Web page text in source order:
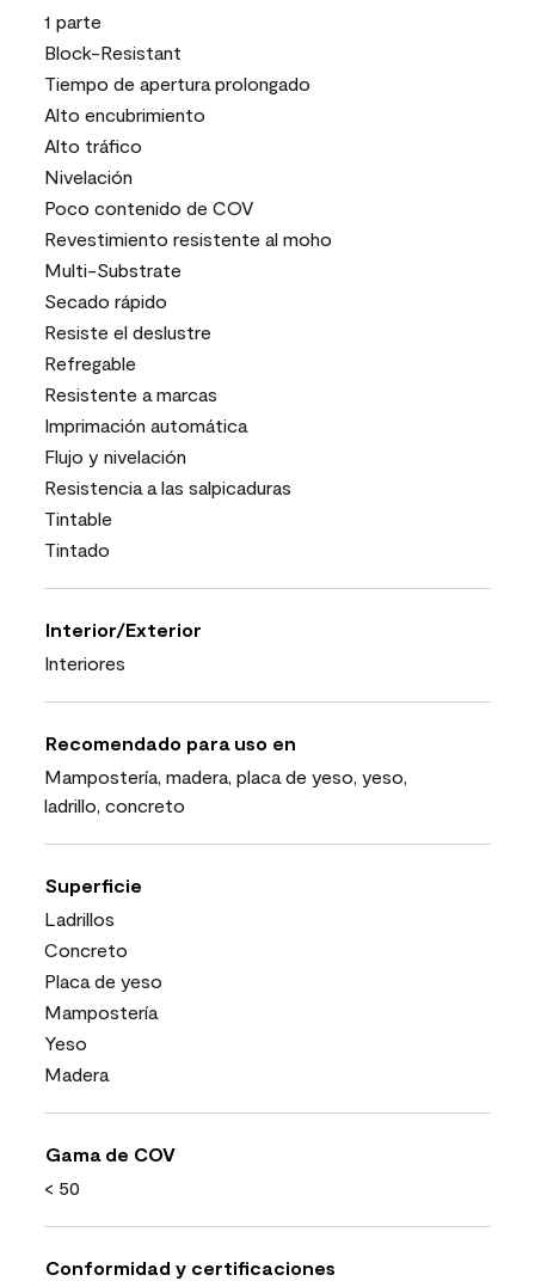
1 parte
Block-Resistant
Tiempo de apertura prolongado
Alto encubrimiento
Alto tráfico
Nivelación
Poco contenido de COV
Revestimiento resistente al moho
Multi-Substrate
Secado rápido
Resiste el deslustre
Refregable
Resistente a marcas
Imprimación automática
Flujo y nivelación
Resistencia a las salpicaduras
Tintable
Tintado
Interior/Exterior
Interiores
Recomendado para uso en
Mampostería, madera, placa de yeso, yeso,
ladrillo, concreto
Superficie
Ladrillos
Concreto
Placa de yeso
Mampostería
Yeso
Madera
Gama de COV
< 50
Conformidad y certificaciones